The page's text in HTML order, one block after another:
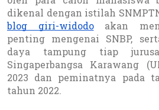
dikenal dengan istilah
blog giri-widodoakan
penting mengenai SNBP,
daya tampung tiap
Singaperbangsa Karawang
2023 dan peminatnya pada
tahun 2022.